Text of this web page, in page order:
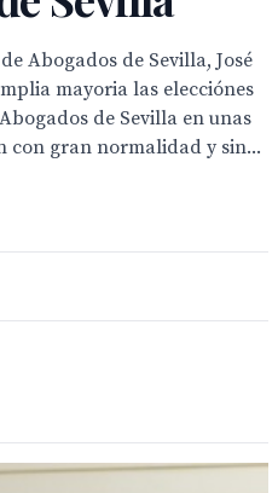
Abogados de Sevilla, José
mayoria las elecciónes
de Sevilla en unas
con gran normalidad y sin...